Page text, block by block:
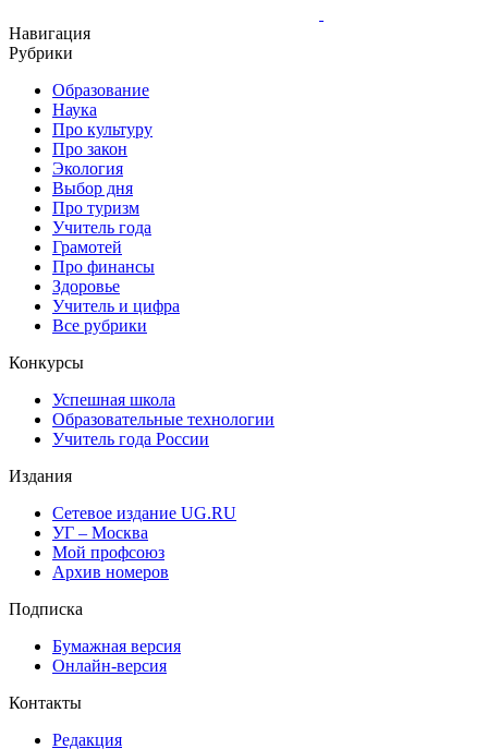
Навигация
Рубрики
Образование
Наука
Про культуру
Про закон
Экология
Выбор дня
Про туризм
Учитель года
Грамотей
Про финансы
Здоровье
Учитель и цифра
Все рубрики
Конкурсы
Успешная школа
Образовательные технологии
Учитель года России
Издания
Сетевое издание UG.RU
УГ – Москва
Мой профсоюз
Архив номеров
Подписка
Бумажная версия
Онлайн-версия
Контакты
Редакция